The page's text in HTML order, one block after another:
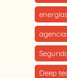
Deep